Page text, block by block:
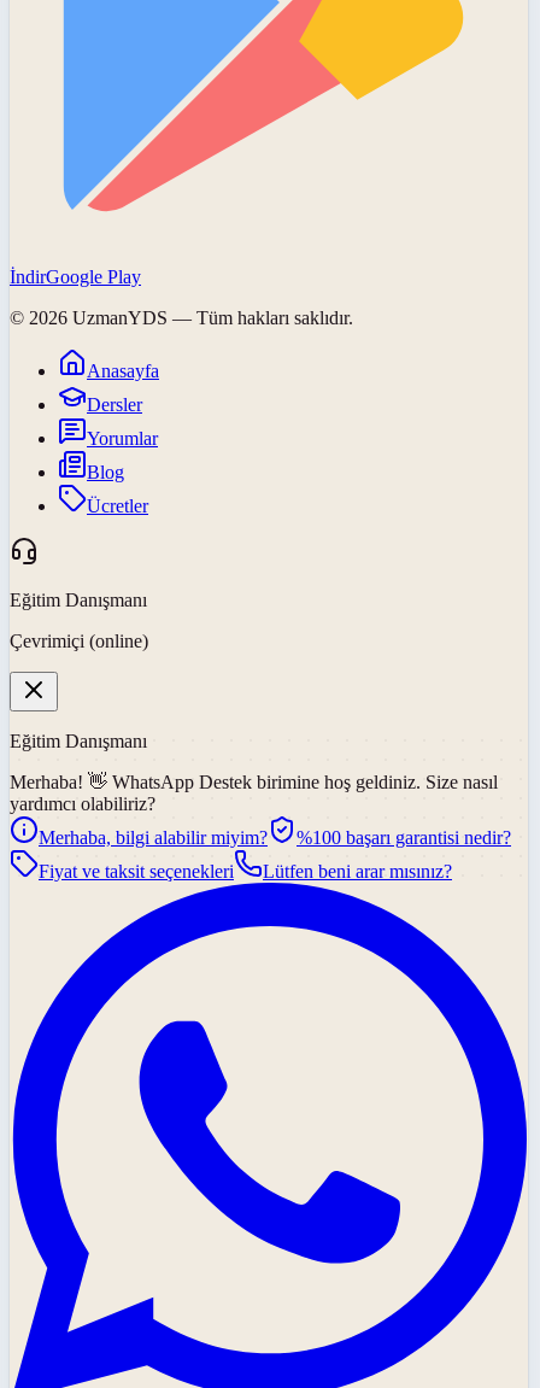
İndirGoogle Play
© 2026 UzmanYDS — Tüm hakları saklıdır.
Anasayfa
Dersler
Yorumlar
Blog
Ücretler
Eğitim Danışmanı
Çevrimiçi (online)
Eğitim Danışmanı
Merhaba! 👋 WhatsApp Destek birimine hoş geldiniz. Size nasıl
yardımcı olabiliriz?
Merhaba, bilgi alabilir miyim?
%100 başarı garantisi nedir?
Fiyat ve taksit seçenekleri
Lütfen beni arar mısınız?